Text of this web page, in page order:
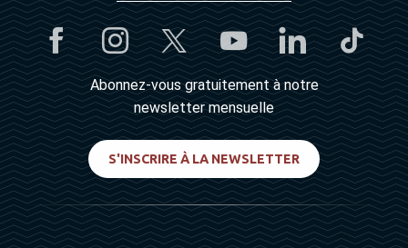
Abonnez-vous gratuitement à notre
newsletter mensuelle
S'INSCRIRE À LA NEWSLETTER